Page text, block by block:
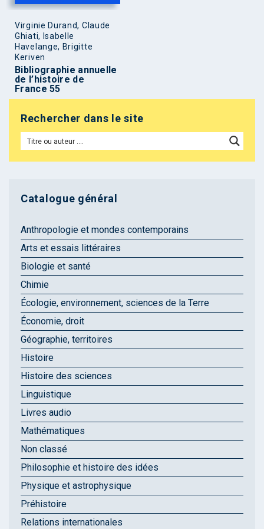
Virginie Durand, Claude
Ghiati, Isabelle
Havelange, Brigitte
Keriven
Bibliographie annuelle
de l’histoire de
France 55
Rechercher dans le site
Catalogue général
Anthropologie et mondes contemporains
Arts et essais littéraires
Biologie et santé
Chimie
Écologie, environnement, sciences de la Terre
Économie, droit
Géographie, territoires
Histoire
Histoire des sciences
Linguistique
Livres audio
Mathématiques
Non classé
Philosophie et histoire des idées
Physique et astrophysique
Préhistoire
Relations internationales